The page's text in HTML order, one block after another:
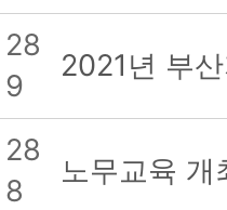
28
9
2021년 부
28
8
노무교육